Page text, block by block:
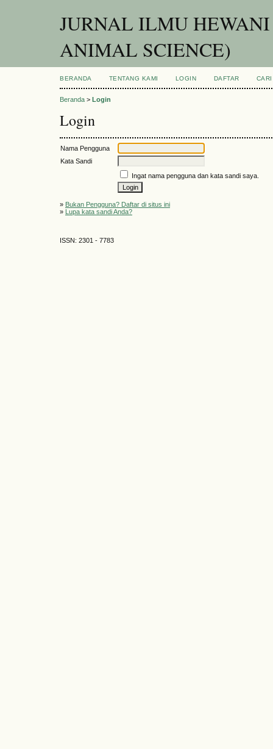
JURNAL ILMU
ANIMAL SCIENCE)
BERANDA TENTANG KAMI LOGIN DAFTAR CARI
Beranda > Login
Login
Nama Pengguna
Kata Sandi
Ingat nama pengguna dan kata sandi saya.
» Bukan Pengguna? Daftar di situs ini
» Lupa kata sandi Anda?
ISSN: 2301 - 7783